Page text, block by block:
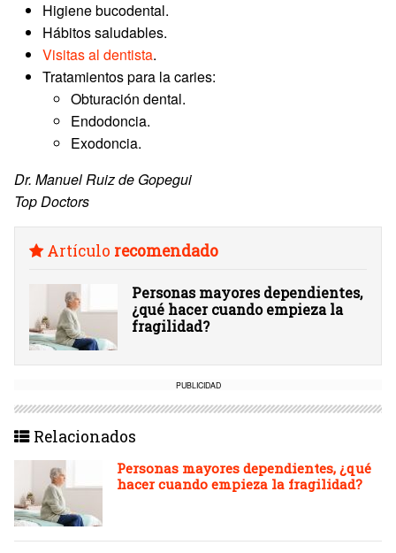
Higiene bucodental.
Hábitos saludables.
Visitas al dentista.
Tratamientos para la caries:
Obturación dental.
Endodoncia.
Exodoncia.
Dr. Manuel Ruiz de Gopegui
Top Doctors
Artículo recomendado
Personas mayores dependientes,
¿qué hacer cuando empieza la
fragilidad?
PUBLICIDAD
Relacionados
Personas mayores dependientes, ¿qué
hacer cuando empieza la fragilidad?